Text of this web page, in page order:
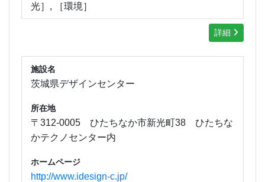
光］, ［環境］
詳細
施設名
茨城県デザインセンター
所在地
〒312-0005 ひたちなか市新光町38 ひたちな
かテクノセンター内
ホームページ
http://www.idesign-c.jp/